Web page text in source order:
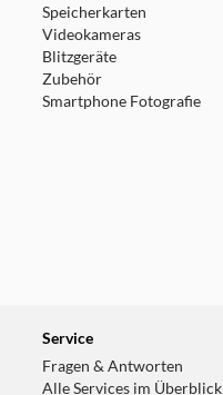
Speicherkarten
Videokameras
Blitzgeräte
Zubehör
Smartphone Fotografie
Service
Fragen & Antworten
Alle Services im Überblick